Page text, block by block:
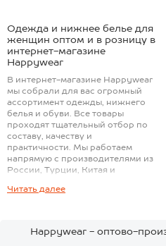
Одежда и нижнее белье для
женщин оптом и в розницу в
интернет-магазине
Happywear
В интернет-магазине Happywear
мы собрали для вас огромный
ассортимент одежды, нижнего
белья и обуви. Все товары
проходят тщательный отбор по
составу, качеству и
практичности. Мы работаем
напрямую с производителями из
России, Турции, Китая и
создателями популярных
Одежда:
Читать далее
Happywear - оптово-